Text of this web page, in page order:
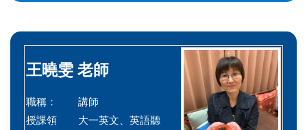
王曉雯 老師
職稱：
講師
授課領
大一英文、英語聽